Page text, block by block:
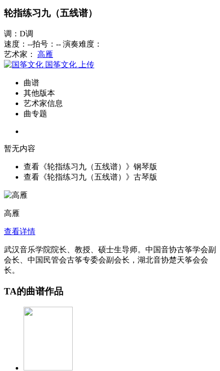
轮指练习九（五线谱）
调：D调
速度：--拍号：-- 演奏难度：
艺术家： 高雁
国筝文化
上传
曲谱
其他版本
艺术家信息
曲专题
暂无内容
查看《轮指练习九（五线谱）》钢琴版
查看《轮指练习九（五线谱）》古琴版
高雁
查看详情
武汉音乐学院院长、教授、硕士生导师。中国音协古筝学会副
会长、中国民管会古筝专委会副会长，湖北音协楚天筝会会
长。
TA的曲谱作品